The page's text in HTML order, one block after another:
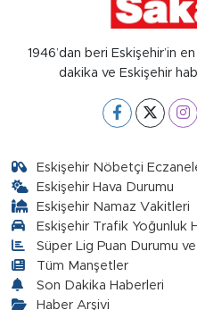
1946’dan beri Eskişehir’in
dakika ve Eskişehir
Eskişehir Nöbetçi
Eskişehir Hava Durumu
Eskişehir Namaz Vakitleri
Eskişehir Trafik Yoğunluk
Süper Lig Puan Durumu
Tüm Manşetler
Son Dakika Haberleri
Haber Arşivi